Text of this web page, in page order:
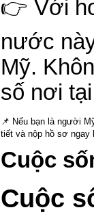
👉 Với
nước
Mỹ.
số nơi
📌 Nếu bạn là người
tiết và nộp hồ sơ ngay
Cuộc
Cuộc